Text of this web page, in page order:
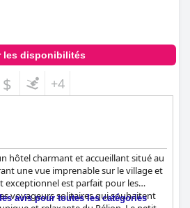
les disponibilités
$ +4
hôtel charmant et accueillant situé au
une vue imprenable sur le village et
exceptionnel est parfait pour les
voyageurs solitaires qui souhaitent
avis pour toutes les catégories